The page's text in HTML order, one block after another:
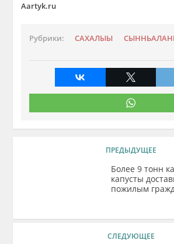
Aartyk.ru
Рубрики: САХАЛЫЫ
ПРЕДЫДУЩЕЕ
Более 9 тонн
капусты
пожилым
СЛЕДУЮЩЕЕ